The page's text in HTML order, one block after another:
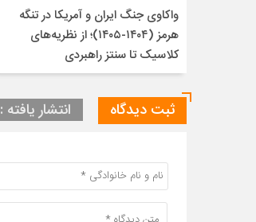
واکاوی جنگ ایران و آمریکا در تنگه
هرمز (۱۴۰۴-۱۴۰۵)؛ از نظریه‌های
کلاسیک تا سنتز راهبردی
ثبت دیدگاه انتشار یافته : ۰